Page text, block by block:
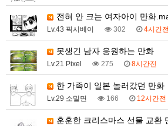
전혀 안 크는 여자아이 만화
Lv.43 픽시베이 302 4시간전
못생긴 남자 응원하는 만화
Lv.21 Pixel 275 8시간전
한 가족이 일본 놀러갔던 만화
Lv.29 소밀면 166 12시간전
훈훈한 크리스마스 선물 교환